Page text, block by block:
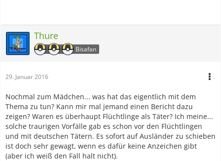
Thure
Bisafan
29. Januar 2016
Nochmal zum Mädchen... was hat das eigentlich mit dem
Thema zu tun? Kann mir mal jemand einen Bericht dazu
zeigen? Waren es überhaupt Flüchtlinge als Täter? Ich meine...
solche traurigen Vorfälle gab es schon vor den Flüchtlingen
und mit deutschen Tätern. Es sofort auf Ausländer zu schieben
ist doch sehr gewagt, wenn es dafür keine Anzeichen gibt
(aber ich weiß den Fall halt nicht).